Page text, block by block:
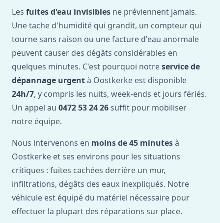
Les fuites d'eau invisibles ne préviennent jamais.
Une tache d'humidité qui grandit, un compteur qui
tourne sans raison ou une facture d'eau anormale
peuvent causer des dégâts considérables en
quelques minutes. C'est pourquoi notreservice de
dépannage urgentà Oostkerke est disponible
24h/7, y compris les nuits, week-ends et jours fériés.
Un appel au 0472 53 24 26 suffit pour mobiliser
notre équipe.
Nous intervenons en moins de 45 minutesà
Oostkerke et ses environs pour les situations
critiques : fuites cachées derrière un mur,
infiltrations, dégâts des eaux inexpliqués. Notre
véhicule est équipé du matériel nécessaire pour
effectuer la plupart des réparations sur place.